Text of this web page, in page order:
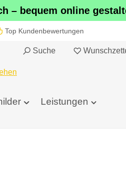
– bequem online
Top Kundenbewertungen
Suche
Leistungen